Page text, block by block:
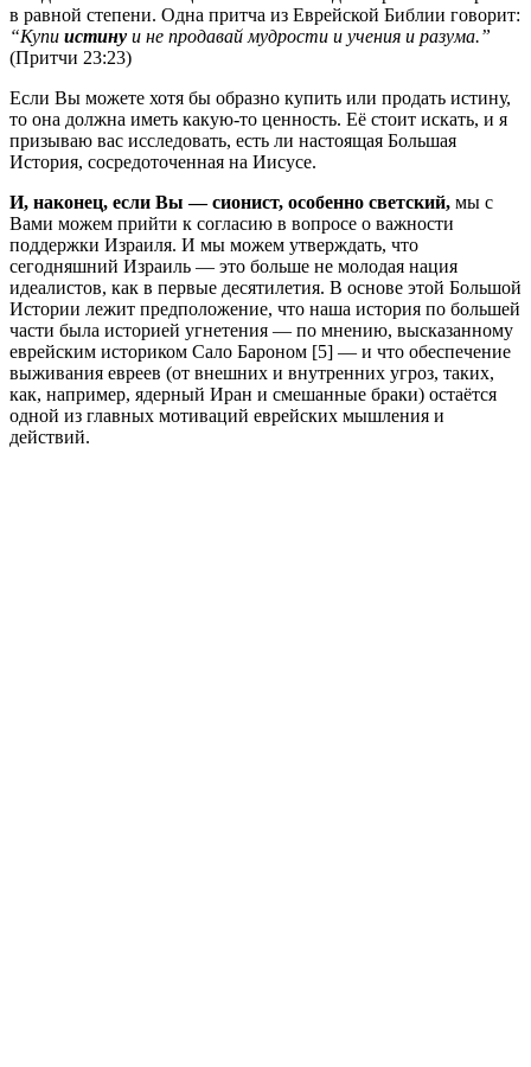
в равной степени. Одна притча из Еврейской Библии говорит:
“Купи истину и не продавай мудрости и учения и разума.”
(Притчи 23:23)
Если Вы можете хотя бы образно купить или продать истину,
то она должна иметь какую-то ценность. Её стоит искать, и я
призываю вас исследовать, есть ли настоящая Большая
История, сосредоточенная на Иисусе.
И, наконец, если Вы — сионист, особенно светский, мы с
Вами можем прийти к согласию в вопросе о важности
поддержки Израиля. И мы можем утверждать, что
сегодняшний Израиль — это больше не молодая нация
идеалистов, как в первые десятилетия. В основе этой Большой
Истории лежит предположение, что наша история по большей
части была историей угнетения — по мнению, высказанному
еврейским историком Сало Бароном [5] — и что обеспечение
выживания евреев (от внешних и внутренних угроз, таких,
как, например, ядерный Иран и смешанные браки) остаётся
одной из главных мотиваций еврейских мышления и
действий.